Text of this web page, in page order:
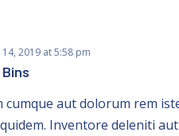
2019 at5:58 pm
cumque aut dolorum rem
Inventore deleniti